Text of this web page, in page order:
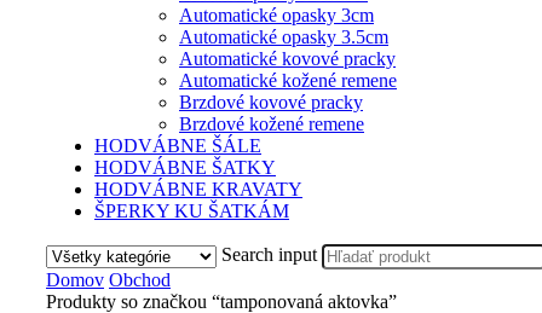
Automatické opasky 3cm
Automatické opasky 3.5cm
Automatické kovové pracky
Automatické kožené remene
Brzdové kovové pracky
Brzdové kožené remene
HODVÁBNE ŠÁLE
HODVÁBNE ŠATKY
HODVÁBNE KRAVATY
ŠPERKY KU ŠATKÁM
Search input
Domov Obchod
Produkty so značkou “tamponovaná aktovka”